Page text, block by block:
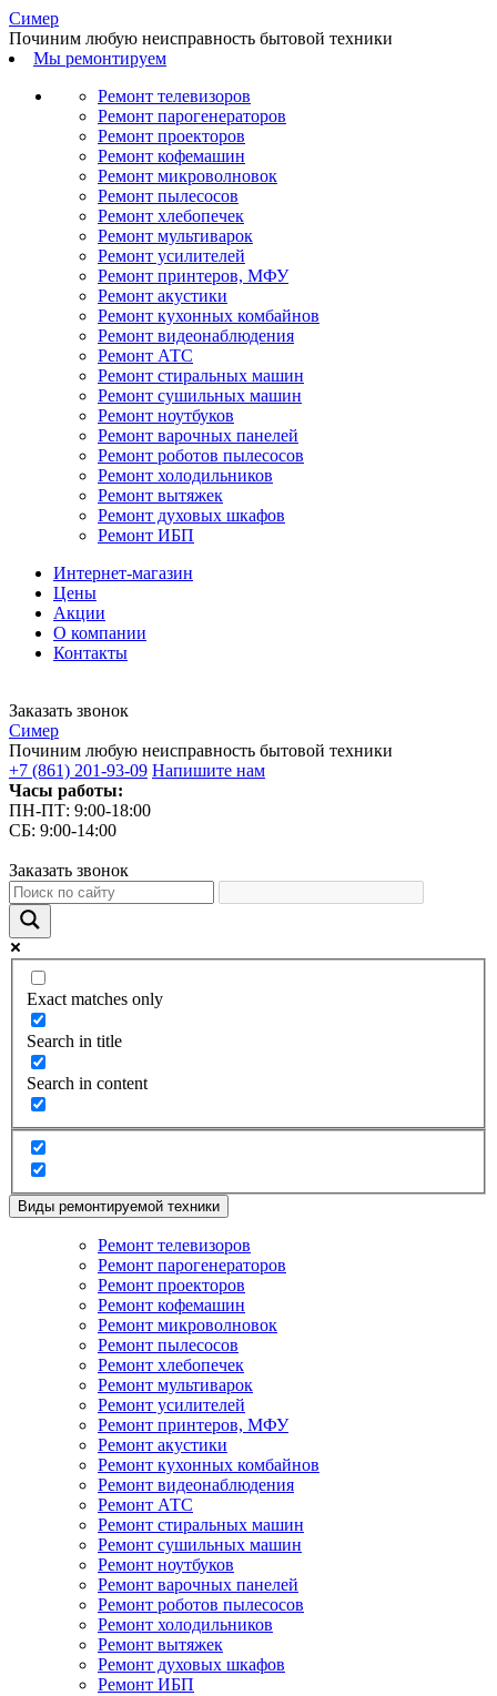
Симер
Починим любую неисправность бытовой техники
Мы ремонтируем
Ремонт телевизоров
Ремонт парогенераторов
Ремонт проекторов
Ремонт кофемашин
Ремонт микроволновок
Ремонт пылесосов
Ремонт хлебопечек
Ремонт мультиварок
Ремонт усилителей
Ремонт принтеров, МФУ
Ремонт акустики
Ремонт кухонных комбайнов
Ремонт видеонаблюдения
Ремонт АТС
Ремонт стиральных машин
Ремонт сушильных машин
Ремонт ноутбуков
Ремонт варочных панелей
Ремонт роботов пылесосов
Ремонт холодильников
Ремонт вытяжек
Ремонт духовых шкафов
Ремонт ИБП
Интернет-магазин
Цены
Акции
О компании
Контакты
Заказать звонок
Симер
Починим любую неисправность бытовой техники
+7 (861) 201-93-09 Напишите нам
Часы работы:
ПН-ПТ: 9:00-18:00
СБ: 9:00-14:00
Заказать звонок
Exact matches only
Search in title
Search in content
Виды ремонтируемой техники
Ремонт телевизоров
Ремонт парогенераторов
Ремонт проекторов
Ремонт кофемашин
Ремонт микроволновок
Ремонт пылесосов
Ремонт хлебопечек
Ремонт мультиварок
Ремонт усилителей
Ремонт принтеров, МФУ
Ремонт акустики
Ремонт кухонных комбайнов
Ремонт видеонаблюдения
Ремонт АТС
Ремонт стиральных машин
Ремонт сушильных машин
Ремонт ноутбуков
Ремонт варочных панелей
Ремонт роботов пылесосов
Ремонт холодильников
Ремонт вытяжек
Ремонт духовых шкафов
Ремонт ИБП